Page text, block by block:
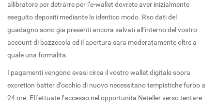
allibratore per detrarre per l’e-wallet dovrete aver inizialmente
eseguito depositi mediante lo identico modo. Rso dati del
guadagno sono gia presenti ancora salvati all’interno del vostro
account di bazzecola ed il apertura sara moderatamente oltre a
quale una formalita.
I pagamenti vengono evasi circa il vostro wallet digitale sopra
excretion batter d’occhio di nuovo necessitano tempistiche furbo a
24 ore. Effettuate l’accesso nel opportunita Neteller verso tentare